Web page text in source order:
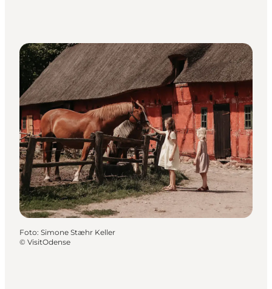
Foto: Simone Stæhr Keller
© VisitOdense